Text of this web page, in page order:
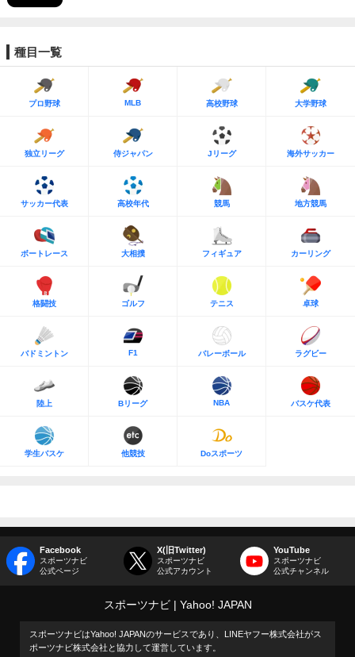
種目一覧
プロ野球 MLB 高校野球 大学野球
独立リーグ 侍ジャパン Jリーグ 海外サッカー
サッカー代表 高校年代 競馬 地方競馬
ボートレース 大相撲 フィギュア カーリング
格闘技 ゴルフ テニス 卓球
バドミントン F1 バレーボール ラグビー
陸上 Bリーグ NBA バスケ代表
学生バスケ 他競技 Doスポーツ
Facebook
スポーツナビ
公式ページ
X(旧Twitter)
スポーツナビ
公式アカウント
YouTube
スポーツナビ
公式チャンネル
スポーツナビ Yahoo! JAPAN
スポーツナビはYahoo! JAPANのサービスであり、LINEヤフー株式会社がス
ポーツナビ株式会社と協力して運営しています。